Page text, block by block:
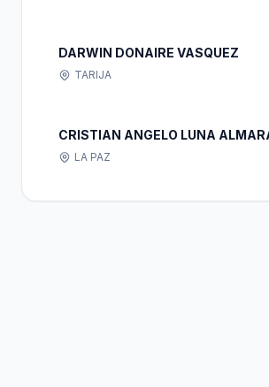
DARWIN DONAIRE VASQUEZ
TARIJA
CRISTIAN ANGELO LUNA
LA PAZ